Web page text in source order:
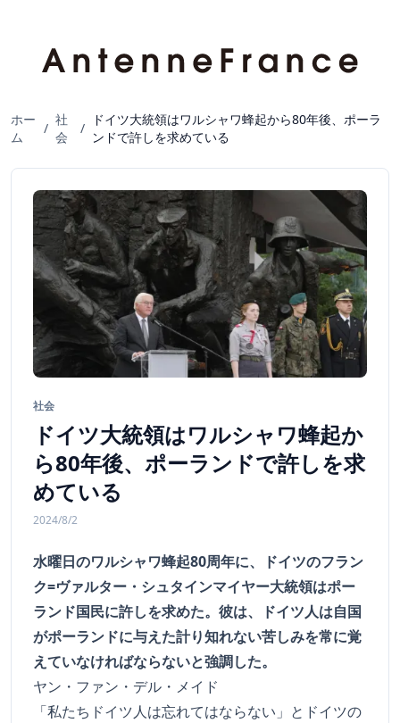
ホー
ム
/
社
会
/
ドイツ大統領はワルシャワ蜂起から80年後、ポーラ
ンドで許しを求めている
社会
ドイツ大統領はワルシャワ蜂起か
ら80年後、ポーランドで許しを求
めている
2024/8/2
水曜日のワルシャワ蜂起80周年に、ドイツのフラン
ク=ヴァルター・シュタインマイヤー大統領はポー
ランド国民に許しを求めた。彼は、ドイツ人は自国
がポーランドに与えた計り知れない苦しみを常に覚
えていなければならないと強調した。
ヤン・ファン・デル・メイド
「私たちドイツ人は忘れてはならない」とドイツの